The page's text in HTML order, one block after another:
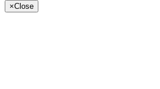
×Close